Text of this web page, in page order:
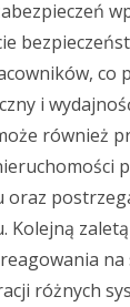
co
i
również
oraz
Kolejną
na
różnych